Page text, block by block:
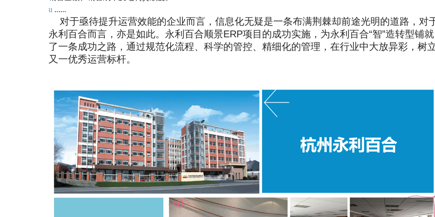
u ......
对于亟待提升运营效能的企业而言，信息化无疑是一条布满荆棘却前途光明的道路，对
永利百合而言，亦是如此。永利百合顺景ERP项目的成功实施，为永利百合“智”造转型铺就
了一条成功之路，通过规范化流程、科学的管控、精细化的管理，在行业中大放异彩，树
又一优秀运营标杆。